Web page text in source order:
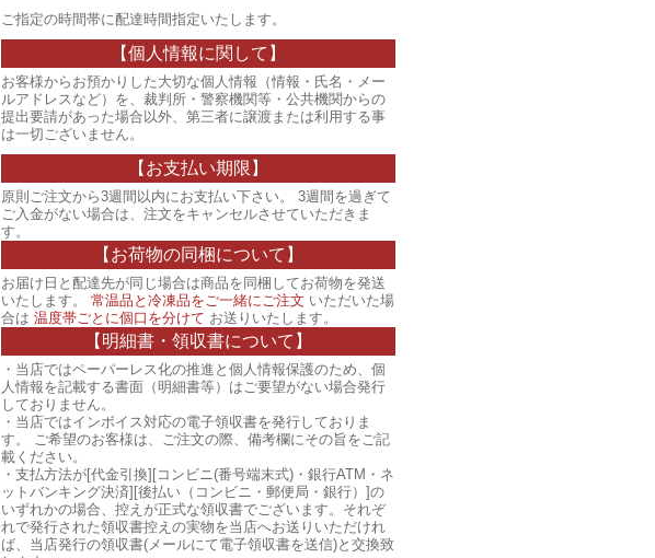
ご指定の時間帯に配達時間指定いたします。
【個人情報に関して】
お客様からお預かりした大切な個人情報（情報・氏名・メー
ルアドレスなど）を、裁判所・警察機関等・公共機関からの
提出要請があった場合以外、第三者に譲渡または利用する事
は一切ございません。
【お支払い期限】
原則ご注文から3週間以内にお支払い下さい。 3週間を過ぎて
ご入金がない場合は、注文をキャンセルさせていただきま
す。
【お荷物の同梱について】
お届け日と配達先が同じ場合は商品を同梱してお荷物を発送
いたします。 常温品と冷凍品をご一緒にご注文 いただいた場
合は 温度帯ごとに個口を分けて お送りいたします。
【明細書・領収書について】
・当店ではペーパーレス化の推進と個人情報保護のため、個
人情報を記載する書面（明細書等）はご要望がない場合発行
しておりません。
・当店ではインボイス対応の電子領収書を発行しておりま
す。 ご希望のお客様は、ご注文の際、備考欄にその旨をご記
載ください。
・支払方法が[代金引換][コンビニ(番号端末式)・銀行ATM・ネ
ットバンキング決済][後払い（コンビニ・郵便局・銀行）]の
いずれかの場合、控えが正式な領収書でございます。それぞ
れで発行された領収書控えの実物を当店へお送りいただけれ
ば、当店発行の領収書(メールにて電子領収書を送信)と交換致